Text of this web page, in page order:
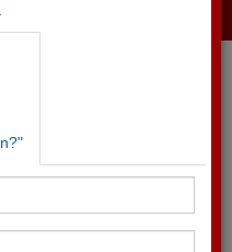
GAMES ZUG 2026